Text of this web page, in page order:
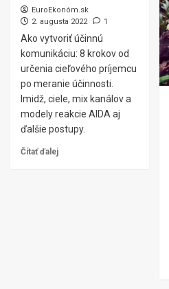
EuroEkonóm.sk
2. augusta 2022
1
Ako vytvoriť účinnú
komunikáciu: 8 krokov od
určenia cieľového príjemcu
po meranie účinnosti.
Imidž, ciele, mix kanálov a
modely reakcie AIDA aj
ďalšie postupy.
Čítať ďalej